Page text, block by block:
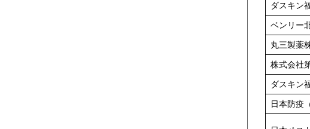
ダスキン
ベンリー
丸三製薬
株式会社
ダスキン
日本防疫